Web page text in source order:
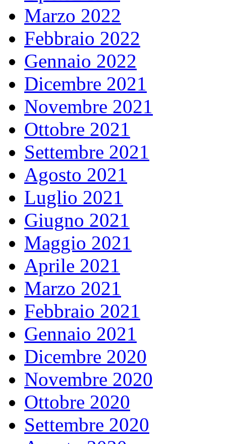
Marzo 2022
Febbraio 2022
Gennaio 2022
Dicembre 2021
Novembre 2021
Ottobre 2021
Settembre 2021
Agosto 2021
Luglio 2021
Giugno 2021
Maggio 2021
Aprile 2021
Marzo 2021
Febbraio 2021
Gennaio 2021
Dicembre 2020
Novembre 2020
Ottobre 2020
Settembre 2020